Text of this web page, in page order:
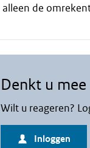
alleen de
Denkt u mee
Wilt u reageren?
Inloggen